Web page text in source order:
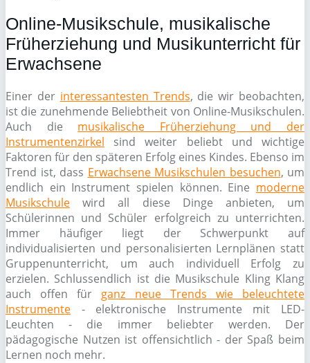
Online-Musikschule, musikalische
Früherziehung und Musikunterricht für
Erwachsene
Einer der interessantesten Trends, die wir beobachten,
ist die zunehmende Beliebtheit von Online-Musikschulen.
Auch die musikalische Früherziehung und der
Instrumentenzirkel sind weiter beliebt und wichtige
Faktoren für den späteren Erfolg eines Kindes. Ebenso im
Trend ist, dass Erwachsene Musikschulen besuchen, um
endlich ein Instrument spielen können. Eine moderne
Musikschule wird all diese Dinge anbieten, um
Schülerinnen und Schüler erfolgreich zu unterrichten.
Immer häufiger liegt der Schwerpunkt auf
individualisierten und personalisierten Lernplänen statt
Gruppenunterricht, um auch individuell Erfolg zu
erzielen. Schlussendlich ist die Musikschule Kling Klang
auch offen für ganz neue Trends wie beleuchtete
Instrumente - elektronische Instrumente mit LED-
Leuchten - die immer beliebter werden. Der
pädagogische Nutzen ist offensichtlich - der Spaß beim
Lernen noch mehr.